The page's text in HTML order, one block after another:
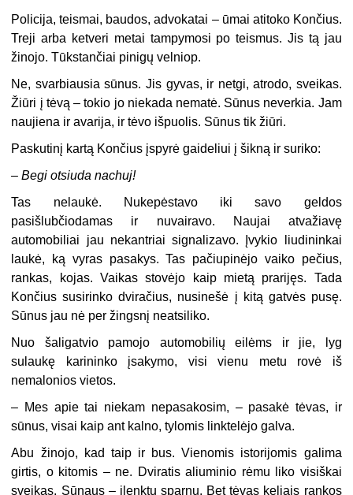
Policija, teismai, baudos, advokatai – ūmai atitoko Končius.
Treji arba ketveri metai tampymosi po teismus. Jis tą jau
žinojo. Tūkstančiai pinigų velniop.
Ne, svarbiausia sūnus. Jis gyvas, ir netgi, atrodo, sveikas.
Žiūri į tėvą – tokio jo niekada nematė. Sūnus neverkia. Jam
naujiena ir avarija, ir tėvo išpuolis. Sūnus tik žiūri.
Paskutinį kartą Končius įspyrė gaideliui į šikną ir suriko:
– Begi otsiuda nachuj!
Tas nelaukė. Nukepėstavo iki savo geldos
pasišlubčiodamas ir nuvairavo. Naujai atvažiavę
automobiliai jau nekantriai signalizavo. Įvykio liudininkai
laukė, ką vyras pasakys. Tas pačiupinėjo vaiko pečius,
rankas, kojas. Vaikas stovėjo kaip mietą prarijęs. Tada
Končius susirinko dviračius, nusinešė į kitą gatvės pusę.
Sūnus jau nė per žingsnį neatsiliko.
Nuo šaligatvio pamojo automobilių eilėms ir jie, lyg
sulaukę karininko įsakymo, visi vienu metu rovė iš
nemalonios vietos.
– Mes apie tai niekam nepasakosim, – pasakė tėvas, ir
sūnus, visai kaip ant kalno, tylomis linktelėjo galva.
Abu žinojo, kad taip ir bus. Vienomis istorijomis galima
girtis, o kitomis – ne. Dviratis aliuminio rėmu liko visiškai
sveikas. Sūnaus – įlenktu sparnu. Bet tėvas keliais rankos